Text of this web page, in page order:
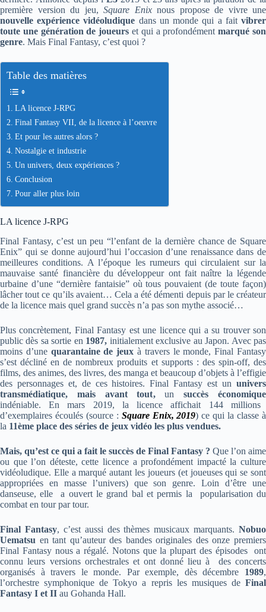
première version du jeu, Square Enixnous propose de vivre une
nouvelle expérience vidéoludique dans un monde qui a faitvibrer
toute une génération de joueurs et qui a profondémentmarqué son
genre. Mais Final Fantasy, c’est quoi ?
Table des matières
LA licence J-RPG
Final Fantasy VII, de la licence à l’oeuvre
Et pour les autres alors ?
Nostalgie et industrie
Un univers, deux expériences ?
Conclusion
Pour aller plus loin
LA licence J-RPG
Final Fantasy, c’est un peu “l’enfant de la dernière chance de Square
Enix” qui se donne aujourd’hui l’occasion d’une renaissance dans de
meilleures conditions. A l’époque les rumeurs qui circulaient sur la
mauvaise santé financière du développeur ont fait naître la légende
urbaine d’une “dernière fantaisie” où tous pouvaient (de toute façon)
lâcher tout ce qu’ils avaient… Cela a été démenti depuis par le créateur
de la licence mais quel grand succès n’a pas son mythe associé…
Plus concrètement, Final Fantasy est une licence qui a su trouver son
public dès sa sortie en 1987, initialement exclusive au Japon. Avec pas
moins d’une quarantaine de jeux à travers le monde, Final Fantasy
s’est décliné en de nombreux produits et supports : des spin-off, des
films, des animes, des livres, des manga et beaucoup d’objets à l’effigie
des personnages et, de ces histoires. Final Fantasy est un univers
transmédiatique, mais avant tout,unsuccès économique
indéniable. En mars 2019, la licence affichait 144 millions
d’exemplaires écoulés (source : Square Enix, 2019)ce qui la classe à
la 11ème place des séries de jeux vidéo les plus vendues.
Mais, qu’est ce qui a fait le succès de Final Fantasy ? Que l’on aime
ou que l’on déteste, cette licence aprofondément impacté la culture
vidéoludique. Elle a marqué autant les joueurs (et joueuses qui se sont
appropriées en masse l’univers) que son genre. Loin d’être une
danseuse, elle a ouvert le grand bal et permis la popularisation du
combat en tour par tour.
Final Fantasy, c’est aussi des thèmes musicaux marquants. Nobuo
Uematsu en tant qu’auteur des bandes originales des onze premiers
Final Fantasy nous a régalé. Notons que la plupart des épisodes ont
connu leurs versions orchestrales et ont donné lieu à des concerts
organisés à travers le monde. Par exemple, dès décembre 1989,
l’orchestre symphonique de Tokyo a repris les musiques deFinal
Fantasy I et II au Gohanda Hall.